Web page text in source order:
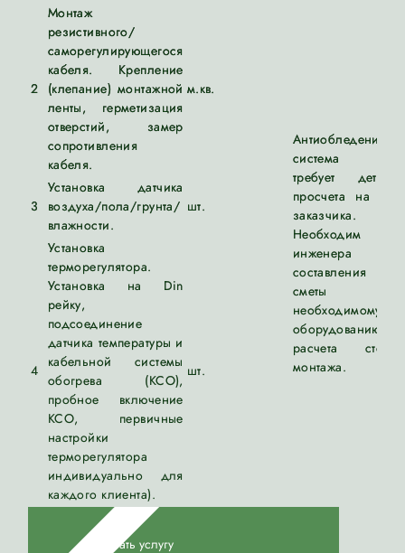
2
Монтаж
резистивного/
саморегулирующегося
кабеля. Крепление
(клепание) монтажной
ленты, герметизация
отверстий, замер
сопротивления
кабеля.
м.кв.
система
требует
просчета на
заказчика.
Необходим
инженера
составления
сметы
необходимому
расчета
монтажа.
3
Установка датчика
воздуха/пола/грунта/
влажности.
шт.
4
Установка
терморегулятора.
Установка на Din
рейку,
подсоединение
датчика температуры и
кабельной системы
обогрева (КСО),
пробное включение
КСО, первичные
настройки
терморегулятора
индивидуально для
каждого клиента).
шт.
Заказать услугу